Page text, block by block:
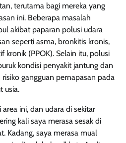
terutama bagi mereka yang
ini. Beberapa masalah
akibat paparan polusi udara
seperti asma, bronkitis kronis,
kronik (PPOK). Selain itu, polusi
kondisi penyakit jantung dan
gangguan pernapasan pada
usia.
ini, dan udara di sekitar
kali saya merasa sesak di
Kadang, saya merasa mual